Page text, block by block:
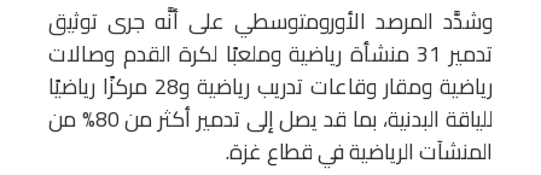
وشدَّد المرصد الأورومتوسطي على أنَّه جرى توثيق
تدمير 31 منشأة رياضية وملعبًا لكرة القدم وصالات
رياضية ومقار وقاعات تدريب رياضية و28 مركزًا رياضيًا
للياقة البدنية، بما قد يصل إلى تدمير أكثر من 80% من
المنشآت الرياضية في قطاع غزة.